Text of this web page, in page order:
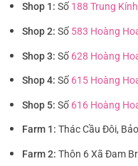
Shop 1: Số 188 Trung
Shop 2: Số 583 Hoàng
Shop 3: Số 628 Hoàng
Shop 4: Số 615 Hoàng
Shop 5: Số 616 Hoàng
Farm 1: Thác Cầu Đôi,
Farm 2: Thôn 6 Xã Đam